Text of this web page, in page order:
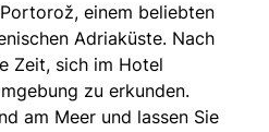
einem beliebten
Adriaküste. Nach
Zeit, sich im Hotel
zu erkunden.
am Meer und lassen Sie